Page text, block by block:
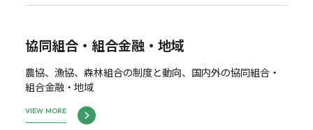
協同組合・組合金融・地域
農協、漁協、森林組合の制度と動向、国内外の協同組合・
組合金融・地域
VIEW MORE